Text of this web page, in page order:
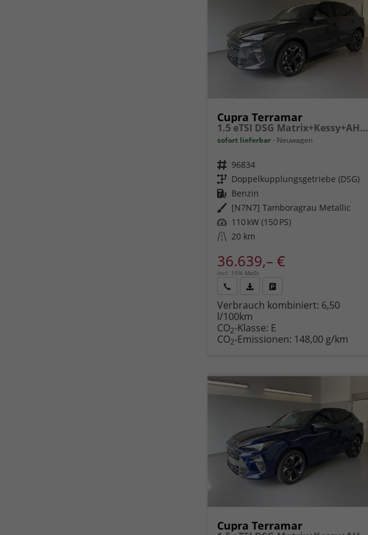
Cupra Terramar
1.5 eTSI DSG Matrix+Kessy+AHK+eHeck+Dinamica+CarPlay+eHeck+GV5
sofort lieferbar Neuwagen
Fahrzeugnr. 96834
Getriebe Doppelkupplungsgetriebe (DSG)
Kraftstoff Benzin
Außenfarbe [N7N7] Tamboragrau Metallic
Leistung 110 kW (150 PS)
Kilometerstand 20 km
36.639,– €
incl. 19% MwSt.
anfordernDatei,
Fahrzeugexposé
drucken
drucken,
oder
vergleichen
Verbrauch kombiniert: 6,50
l/100km
CO2-Klasse: E
CO2-Emissionen: 148,00 g/km
Cupra Terramar